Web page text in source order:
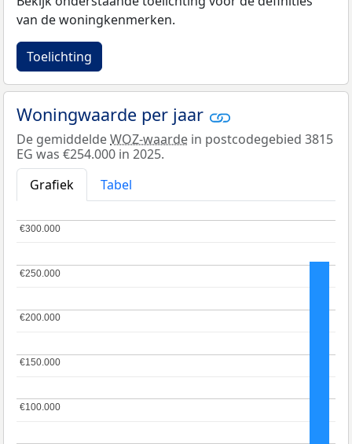
van de woningkenmerken.
Toelichting
Woningwaarde per jaar
De gemiddeldeWOZ-waarde in postcodegebied 3815
EG was €254.000 in 2025.
Grafiek
Tabel
€100.000
€100.000
€150.000
€150.000
€200.000
€200.000
€250.000
€250.000
€300.000
€300.000